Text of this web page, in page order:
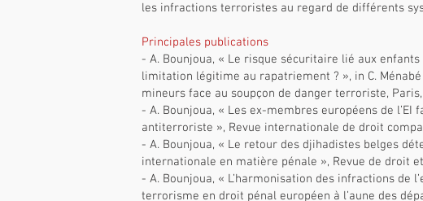
les infractions terroristes au regard de différents
Principales publications
- A. Bounjoua, « Le risque sécuritaire lié aux
limitation légitime au rapatriement ? », in C.
mineurs face au soupçon de danger terroriste,
- A. Bounjoua, « Les ex-membres européens de
antiterroriste », Revue internationale de droit
- A. Bounjoua, « Le retour des djihadistes belges
internationale en matière pénale », Revue de droit
- A. Bounjoua, « L’harmonisation des infractions de
terrorisme en droit pénal européen à l’aune des